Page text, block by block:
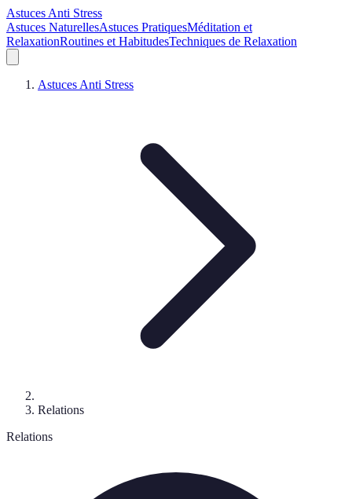
Astuces Anti Stress
Astuces NaturellesAstuces PratiquesMéditation et
RelaxationRoutines et HabitudesTechniques de Relaxation
Astuces Anti Stress
Relations
Relations